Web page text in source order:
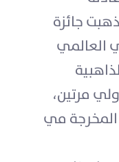
جائزة
العالمي
مرتين،
المخرجة مي